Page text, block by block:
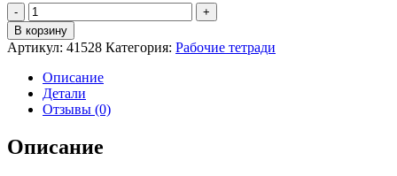
Количество
товара
Петерсон
Игралочка.
Практический
курс
математики
3-
В корзину
Артикул: 41528 Категория: Рабочие тетради
Описание
Детали
Отзывы (0)
Описание